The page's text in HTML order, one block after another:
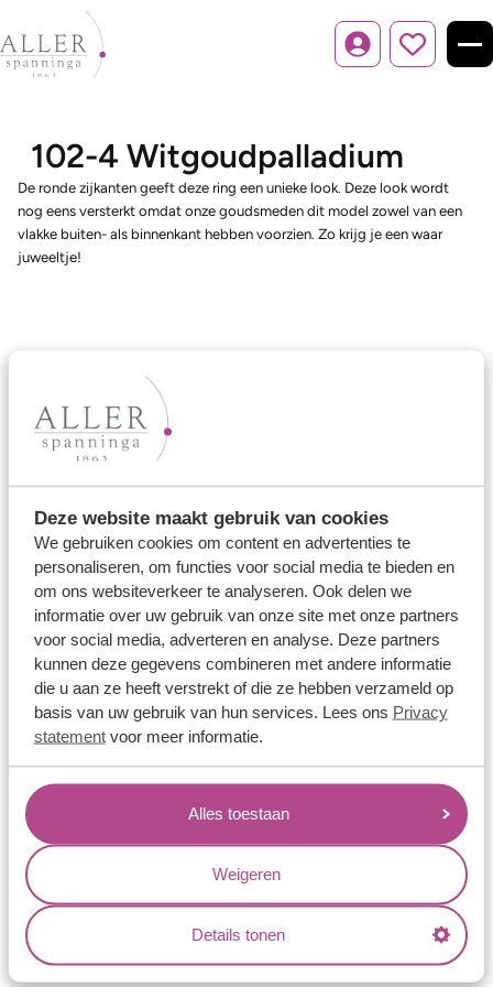
Deze website maakt gebruik van cookies
We gebruiken cookies om content en advertenties te
personaliseren, om functies voor social media te bieden en
om ons websiteverkeer te analyseren. Ook delen we
informatie over uw gebruik van onze site met onze partners
voor social media, adverteren en analyse. Deze partners
kunnen deze gegevens combineren met andere informatie
die u aan ze heeft verstrekt of die ze hebben verzameld op
basis van uw gebruik van hun services. Lees ons Privacy
statementvoor meer informatie.
Alles toestaan
Weigeren
Details tonen
Inloggen
102-4 Witgoudpalladium
De ronde zijkanten geeft deze ring een unieke look. Deze look wordt
nog eens versterkt omdat onze goudsmeden dit model zowel van een
vlakke buiten- als binnenkant hebben voorzien. Zo krijg je een waar
juweeltje!
Ons aanbod
Memoireringen
Verlovingsringen
Vriendschapsringen
Over ons
Aller Spanninga
Historie
Certificaten
Jouw voordelen
Conflictvrije Materialen
Oneindig veel mogelijkheden
Kwaliteit
Juweliers & Contact